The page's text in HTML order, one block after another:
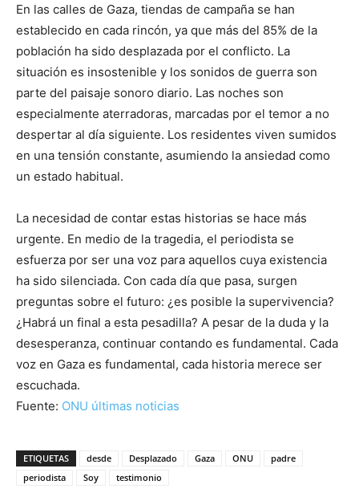
En las calles de Gaza, tiendas de campaña se han
establecido en cada rincón, ya que más del 85% de la
población ha sido desplazada por el conflicto. La
situación es insostenible y los sonidos de guerra son
parte del paisaje sonoro diario. Las noches son
especialmente aterradoras, marcadas por el temor a no
despertar al día siguiente. Los residentes viven sumidos
en una tensión constante, asumiendo la ansiedad como
un estado habitual.
La necesidad de contar estas historias se hace más
urgente. En medio de la tragedia, el periodista se
esfuerza por ser una voz para aquellos cuya existencia
ha sido silenciada. Con cada día que pasa, surgen
preguntas sobre el futuro: ¿es posible la supervivencia?
¿Habrá un final a esta pesadilla? A pesar de la duda y la
desesperanza, continuar contando es fundamental. Cada
voz en Gaza es fundamental, cada historia merece ser
escuchada.
Fuente: ONU últimas noticias
ETIQUETAS desde Desplazado Gaza ONU
padre
periodista
Soy testimonio